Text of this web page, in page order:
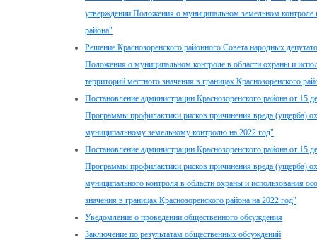
утверждении Положения о муниципальном земельном контроле
района"
Решение Краснозоренского районного Совета народных
Положения о муниципальном контроле в области охраны и
территорий местного значения в границах Краснозоренского
Постановление администрации Краснозоренского района от
Программы профилактики рисков причинения вреда (ущерба)
муниципальному земельному контролю на 2022 год"
Постановление администрации Краснозоренского района от
Программы профилактики рисков причинения вреда (ущерба)
муниципального контроля в области охраны и использования
значения в границах Краснозоренского района на 2022 год"
Уведомление о проведении общественного обсуждения
Заключение по результатам общественных обсуждений